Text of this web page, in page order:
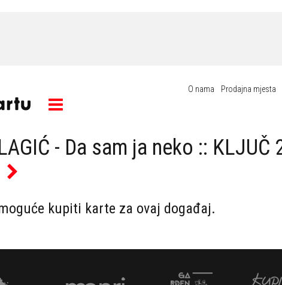
O nama Prodajna mjesta
- Da sam ja neko ::
kupiti karte za ovaj događaj.